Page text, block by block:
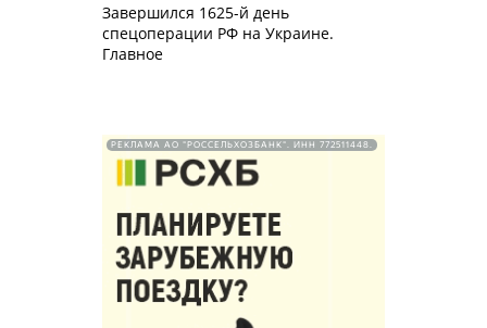
Завершился 1625-й день
спецоперации РФ на Украине.
Главное
РЕКЛАМА АО "РОССЕЛЬХОЗБАНК". ИНН 772511448.